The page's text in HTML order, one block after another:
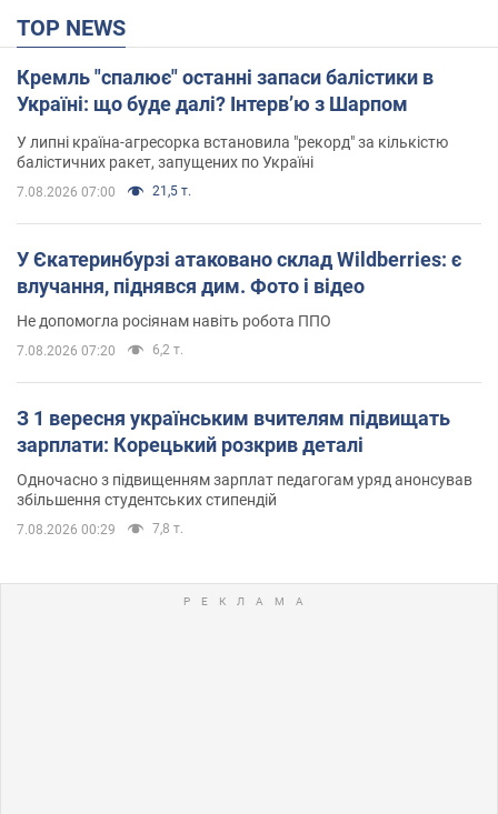
TOP NEWS
Кремль "спалює" останні запаси балістики в
Україні: що буде далі? Інтерв’ю з Шарпом
У липні країна-агресорка встановила "рекорд" за кількістю
балістичних ракет, запущених по Україні
7.08.2026 07:00 21,5 т.
У Єкатеринбурзі атаковано склад Wildberries: є
влучання, піднявся дим. Фото і відео
Не допомогла росіянам навіть робота ППО
7.08.2026 07:20 6,2 т.
З 1 вересня українським вчителям підвищать
зарплати: Корецький розкрив деталі
Одночасно з підвищенням зарплат педагогам уряд анонсував
збільшення студентських стипендій
7.08.2026 00:29 7,8 т.